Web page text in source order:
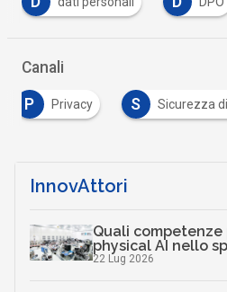
Canali
P Privacy S Sicurezza
InnovAttori
Quali
physical AI nello
22 Lug 2026